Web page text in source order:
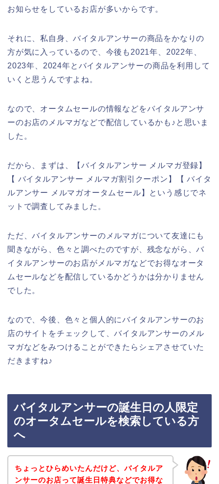
お知らせをしているお店が多いからです。
それに、私自身、バイタルアンサーの商品をかなりの
方が気に入っているので、今後も2021年、2022年、
2023年、2024年とバイタルアンサーの商品を利用して
いくと思うんですよね。
なので、オータムセールの情報などをバイタルアンサ
ーのお店のメルマガなどで配信しているかも♪と思いま
した。
だから、まずは、【バイタルアンサー メルマガ登録】
【 バイタルアンサー メルマガ割引クーポン】【 バイタ
ルアンサー メルマガオータムセール】という感じでネ
ットで調査してみました。
ただ、バイタルアンサーのメルマガについて友達にも
聞きながら、色々と調べたのですが、残念ながら、バ
イタルアンサーのお店がメルマガなどでお得なオータ
ムセールなどを配信しているかどうかは分かりません
でした。
なので、今後、色々と個人的にバイタルアンサーのお
店のサイトをチェックして、バイタルアンサーのメル
マガなどをみつけることができたらシェアさせていた
だきますね♪
バイタルアンサーの誕生日の人限定
のオータムセールを検索している方
へ
ちょっとひらめいたんだけど、バイタルア
ンサーのお店って誕生日特典などでお得な